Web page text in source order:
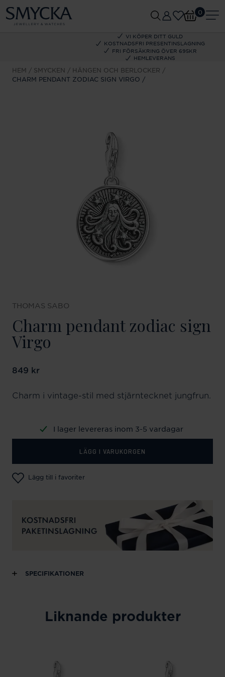
VI KÖPER DITT GULD
KOSTNADSFRI PRESENTINSLAGNING
FRI FÖRSÄKRING ÖVER 695KR
HEMLEVERANS
0
HEM SMYCKEN
HÄNGEN OCH BERLOCKER
CHARM PENDANT ZODIAC SIGN VIRGO
THOMAS SABO
Charm pendant zodiac sign
Virgo
Pris:849 kr
849 kr
Charm i vintage-stil med stjärntecknet jungfrun.
I lager levereras inom 3-5 vardagar
LÄGG I VARUKORGEN
Lägg till i favoriter
SPECIFIKATIONER
Liknande produkter